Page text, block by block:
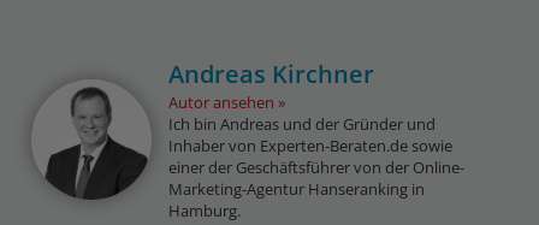
Andreas Kirchner
Autor ansehen
Ich bin Andreas und der Gründer und
Inhaber von Experten-Beraten.de sowie
einer der Geschäftsführer von der Online-
Marketing-Agentur Hanseranking in
Hamburg.